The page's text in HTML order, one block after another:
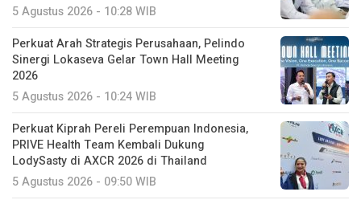
5 Agustus 2026 - 10:28 WIB
Perkuat Arah Strategis Perusahaan, Pelindo
Sinergi Lokaseva Gelar Town Hall Meeting
2026
5 Agustus 2026 - 10:24 WIB
Perkuat Kiprah Pereli Perempuan Indonesia,
PRIVE Health Team Kembali Dukung
LodySasty di AXCR 2026 di Thailand
5 Agustus 2026 - 09:50 WIB